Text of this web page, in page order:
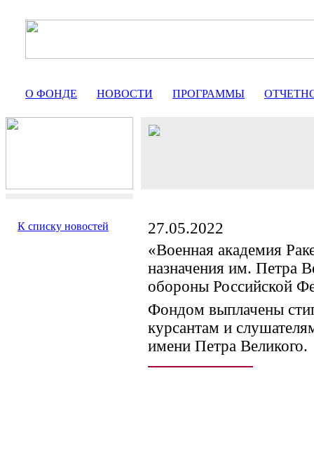
О ФОНДЕ НОВОСТИ ПРОГРАММЫ
К списку новостей
27.05.2022
«Военная академия
назначения им. Петра
обороны Российской
Фондом выплачены
курсантам и
имени Петра Великого.